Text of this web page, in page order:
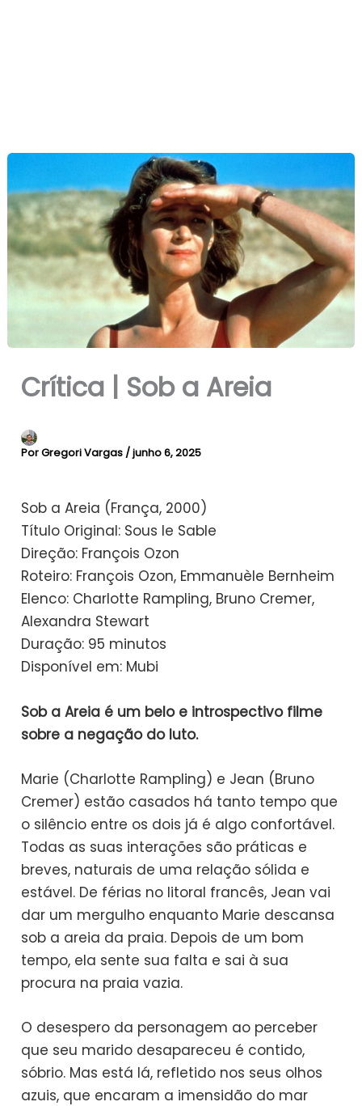
Crítica | Sob a Areia
PorGregori Vargas /junho 6, 2025
Sob a Areia (França, 2000)
Título Original: Sous le Sable
Direção: François Ozon
Roteiro: François Ozon, Emmanuèle Bernheim
Elenco: Charlotte Rampling, Bruno Cremer,
Alexandra Stewart
Duração: 95 minutos
Disponível em: Mubi
Sob a Areia é um belo e introspectivo filme
sobre a negação do luto.
Marie (Charlotte Rampling) e Jean (Bruno
Cremer) estão casados há tanto tempo que
o silêncio entre os dois já é algo confortável.
Todas as suas interações são práticas e
breves, naturais de uma relação sólida e
estável. De férias no litoral francês, Jean vai
dar um mergulho enquanto Marie descansa
sob a areia da praia. Depois de um bom
tempo, ela sente sua falta e sai à sua
procura na praia vazia.
O desespero da personagem ao perceber
que seu marido desapareceu é contido,
sóbrio. Mas está lá, refletido nos seus olhos
azuis, que encaram a imensidão do mar